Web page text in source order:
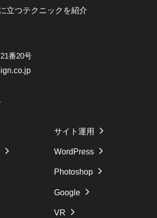
立つテクニックを紹介
番20号
サイト運用
WordPress
Photoshop
Google
VR